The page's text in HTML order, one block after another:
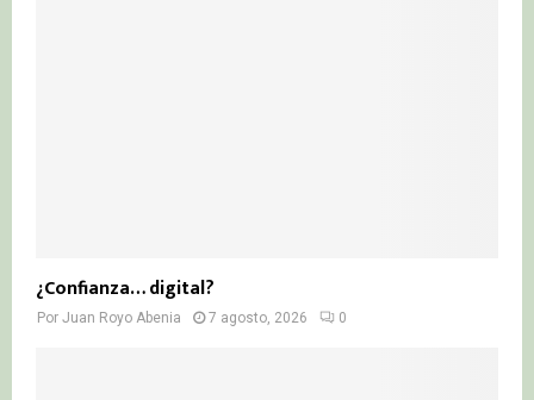
¿Confianza… digital?
Por Juan Royo Abenia 7 agosto, 2026 0